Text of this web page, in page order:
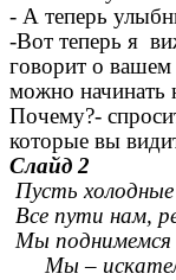
- А теперь
-Вот теперь я
говорит о
можно
Почему?-
которые вы
Слайд 2
Пусть
Все пути нам,
Мы поднимемся
Мы –